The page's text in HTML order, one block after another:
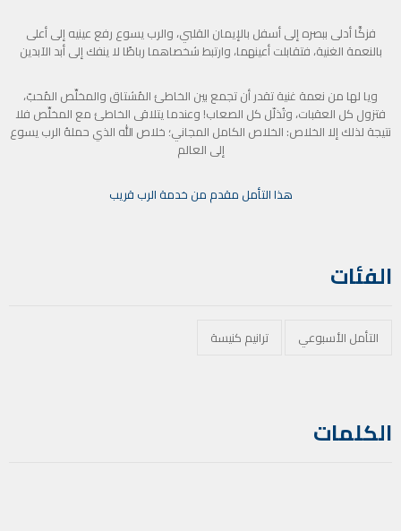
فزكَّا أدلى ببصره إلى أسفل بالإيمان القلبي، والرب يسوع رفع عينيه إلى أعلى
بالنعمة الغنية، فتقابلت أعينهما، وارتبط شخصاهما رباطًا لا ينفك إلى أبد الآبدين
ويا لها من نعمة غنية تقدر أن تجمع بين الخاطئ المُشتاق والمخلِّص المُحبّ،
فتزول كل العقبات، وتُذلّل كل الصعاب! وعندما يتلاقى الخاطئ مع المخلِّص فلا
نتيجة لذلك إلا الخلاص: الخلاص الكامل المجاني؛ خلاص الله الذي حملهُ الرب يسوع
إلى العالم
هذا التأمل مقدم من خدمة الرب قريب
الفئات
التأمل الأسبوعي ترانيم كنيسة
الكلمات